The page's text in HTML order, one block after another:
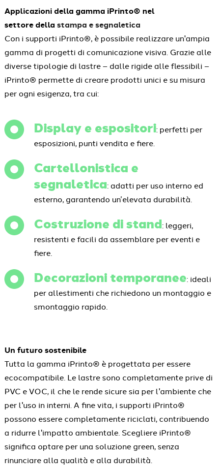
Applicazioni della gamma iPrinto® nel
settore della stampa e segnaletica
Con i supporti iPrinto®, è possibile realizzare un'ampia
gamma di progetti di comunicazione visiva. Grazie alle
diverse tipologie di lastre – dalle rigide alle flessibili –
iPrinto® permette di creare prodotti unici e su misura
per ogni esigenza, tra cui:
Display e espositori: perfetti per
esposizioni, punti vendita e fiere.
Cartellonistica e
segnaletica: adatti per uso interno ed
esterno, garantendo un’elevata durabilità.
Costruzione di stand: leggeri,
resistenti e facili da assemblare per eventi e
fiere.
Decorazioni temporanee: ideali
per allestimenti che richiedono un montaggio e
smontaggio rapido.
Un futuro sostenibile
Tutta la gamma iPrinto® è progettata per essere
ecocompatibile. Le lastre sono completamente prive di
PVC e VOC, il che le rende sicure sia per l'ambiente che
per l'uso in interni. A fine vita, i supporti iPrinto®
possono essere completamente riciclati, contribuendo
a ridurre l'impatto ambientale. Scegliere iPrinto®
significa optare per una soluzione green, senza
rinunciare alla qualità e alla durabilità.